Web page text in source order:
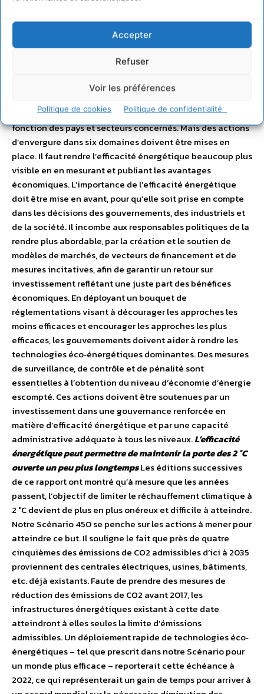
Accepter
Refuser
Voir les préférences
Politique de cookies Politique de confidentialité
polluants au niveau local. Les émissions de dioxyde de
carbone (CO2) liées à l’énergie culmineraient avant
l’année 2020, suivi par une baisse, correspondant à une
Nous proposons les principes politiques capables de
réalité. Bien sûr, les étapes spécifiques différeront en
fonction des pays et secteurs concernés. Mais des actions
d’envergure dans six domaines doivent être mises en
place. Il faut rendre l’efficacité énergétique beaucoup plus
visible en en mesurant et publiant les avantages
économiques. L’importance de l’efficacité énergétique
doit être mise en avant, pour qu’elle soit prise en compte
dans les décisions des gouvernements, des industriels et
de la société. Il incombe aux responsables politiques de la
rendre plus abordable, par la création et le soutien de
modèles de marchés, de vecteurs de financement et de
mesures incitatives, afin de garantir un retour sur
investissement reflétant une juste part des bénéfices
économiques. En déployant un bouquet de
réglementations visant à décourager les approches les
moins efficaces et encourager les approches les plus
efficaces, les gouvernements doivent aider à rendre les
technologies éco‐énergétiques dominantes. Des mesures
de surveillance, de contrôle et de pénalité sont
essentielles à l’obtention du niveau d’économie d’énergie
escompté. Ces actions doivent être soutenues par un
investissement dans une gouvernance renforcée en
matière d’efficacité énergétique et par une capacité
administrative adéquate à tous les niveaux.L’efficacité
énergétique peut permettre de maintenir la porte des 2 °C
ouverte un peu plus longtempsLes éditions successives
de ce rapport ont montré qu’à mesure que les années
passent, l’objectif de limiter le réchauffement climatique à
2 °C devient de plus en plus onéreux et difficile à atteindre.
Notre Scénario 450 se penche sur les actions à mener pour
atteindre ce but. Il souligne le fait que près de quatre
cinquièmes des émissions de CO2 admissibles d’ici à 2035
proviennent des centrales électriques, usines, bâtiments,
etc. déjà existants. Faute de prendre des mesures de
réduction des émissions de CO2 avant 2017, les
infrastructures énergétiques existant à cette date
atteindront à elles seules la limite d’émissions
admissibles. Un déploiement rapide de technologies éco‐
énergétiques – tel que prescrit dans notre Scénario pour
un monde plus efficace – reporterait cette échéance à
2022, ce qui représenterait un gain de temps pour arriver à